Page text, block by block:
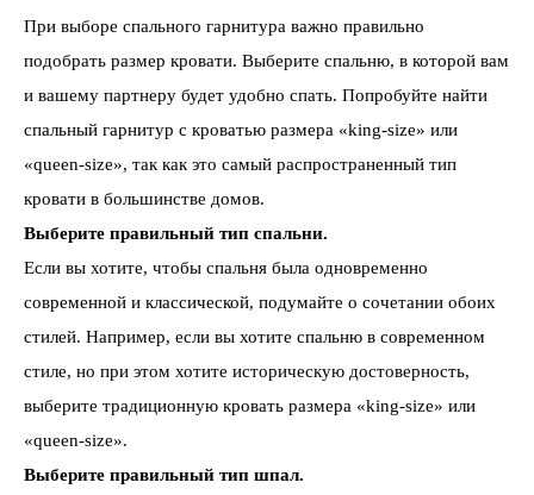
При выборе спального гарнитура важно правильно
подобрать размер кровати. Выберите спальню, в которой вам
и вашему партнеру будет удобно спать. Попробуйте найти
спальный гарнитур с кроватью размера «king-size» или
«queen-size», так как это самый распространенный тип
кровати в большинстве домов.
Выберите правильный тип спальни.
Если вы хотите, чтобы спальня была одновременно
современной и классической, подумайте о сочетании обоих
стилей. Например, если вы хотите спальню в современном
стиле, но при этом хотите историческую достоверность,
выберите традиционную кровать размера «king-size» или
«queen-size».
Выберите правильный тип шпал.